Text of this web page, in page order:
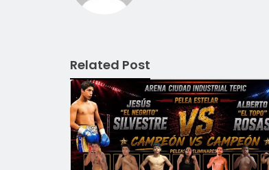
Related Post